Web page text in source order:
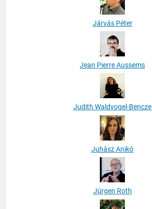
Járvás Péter
Jean Pierre Aussems
Judith Waldvogel-Bencze
Juhász Anikó
Jürgen Roth